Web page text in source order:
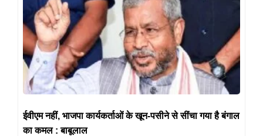
ईवीएम नहीं, भाजपा कार्यकर्ताओं के खून-पसीने से सींचा गया है बंगाल
का कमल : बाबूलाल